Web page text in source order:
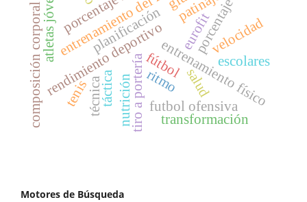
entrenamiento físico
rendimiento deportivo
planificación
tiro a portería futbol ofensiva
composición corporal táctica
fútbol
salud
escolares
eurofit
nutrición
atletas jóvenes
transformación
técnica
velocidad
tenis ritmo
Motores de Búsqueda